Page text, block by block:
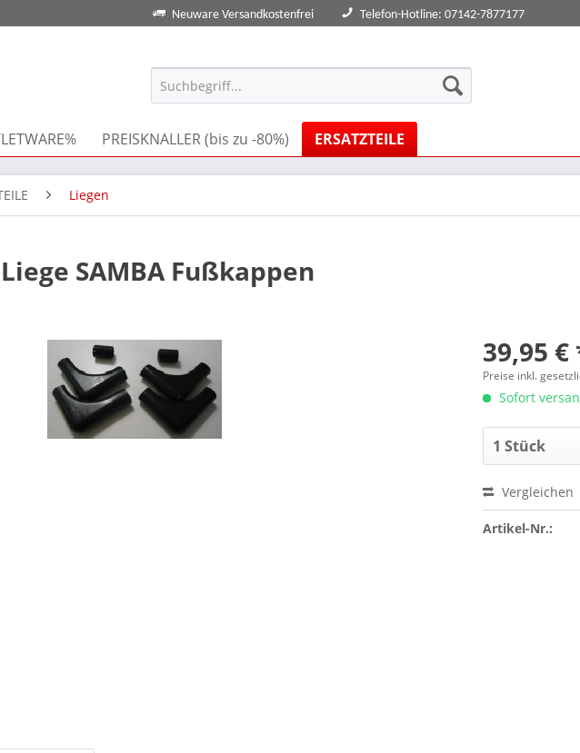
Neuware Versandkostenfrei Telefon-Hotline: 07142-7877177
PREISKNALLER (bis zu -80%) ERSATZTEILE
Liegen
SAMBA Fußkappen
39,95 €
Preise inkl.
Sofort
Vergleichen
Artikel-Nr.: